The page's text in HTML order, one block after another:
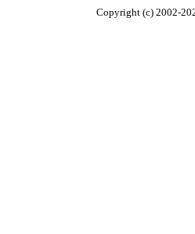
Copyright (c) 2002-